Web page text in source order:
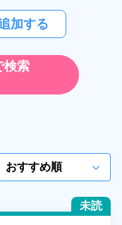
ト
加する
検索
arrow_forward_ios
未読